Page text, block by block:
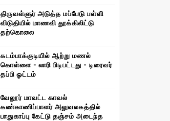
திருவள்ளுர் அடுத்த மப்பேடு பள்ளி
விடுதியில் மாணவி தூக்கிலிட்டு
தற்கொலை
கடம்பாக்குடியில் ஆற்று மணல்
கொள்ளை - லாரி பிடிபட்டது - டிரைவர்
தப்பி ஓட்டம்
வேலூர் மாவட்ட காவல்
கண்காணிப்பாளர் அலுவலகத்தில்
பாதுகாப்பு கேட்டு தஞ்சம் அடைந்த